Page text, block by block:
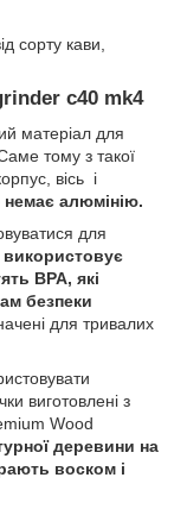
сорту кави,
c40 mk4
матеріал для
тому з такої
вісь і
алюмінію.
для
BPA, які
безпеки
для тривалих
виготовлені з
Wood
деревини на
воском і